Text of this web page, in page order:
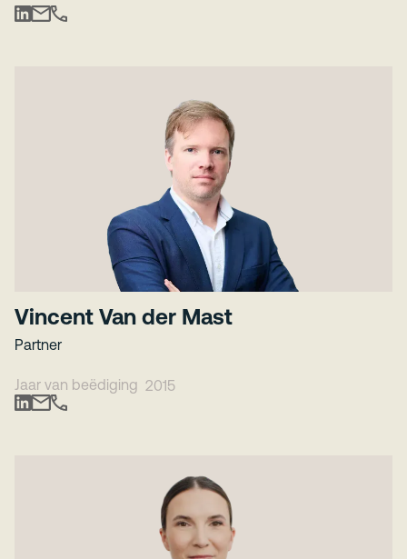
Vincent Van der Mast
Partner
Jaar van beëdiging 2015